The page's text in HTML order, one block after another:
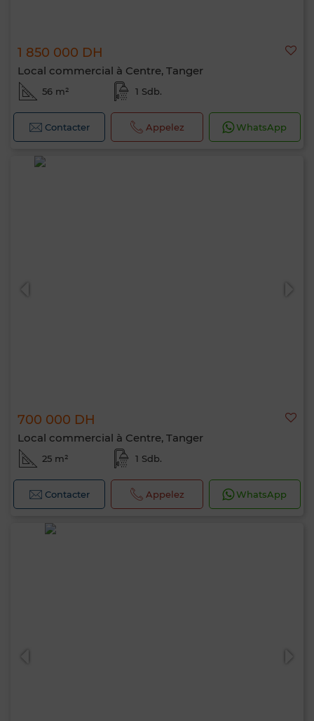
1 850 000 DH
Local commercial à Centre, Tanger
56 m² 1 Sdb.
Contacter Appelez WhatsApp
700 000 DH
Local commercial à Centre, Tanger
25 m² 1 Sdb.
Contacter Appelez WhatsApp